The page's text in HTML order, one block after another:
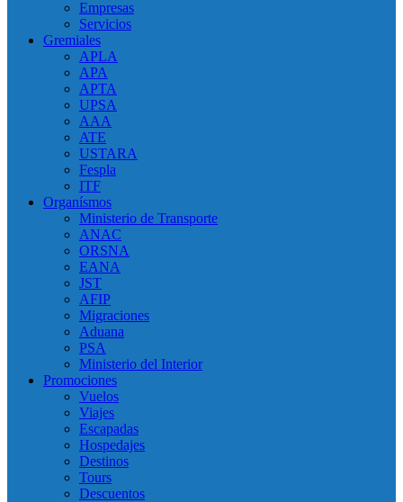
Empresas
Servicios
Gremiales
APLA
APA
APTA
UPSA
AAA
ATE
USTARA
Fespla
ITF
Organísmos
Ministerio de Transporte
ANAC
ORSNA
EANA
JST
AFIP
Migraciones
Aduana
PSA
Ministerio del Interior
Promociones
Vuelos
Viajes
Escapadas
Hospedajes
Destinos
Tours
Descuentos